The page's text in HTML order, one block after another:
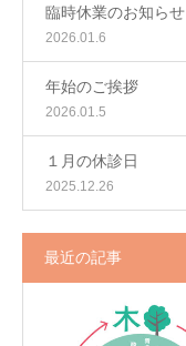
臨時休業のお知らせ
2026.01.6
年始のご挨拶
2026.01.5
１月の休診日
2025.12.26
最近の記事